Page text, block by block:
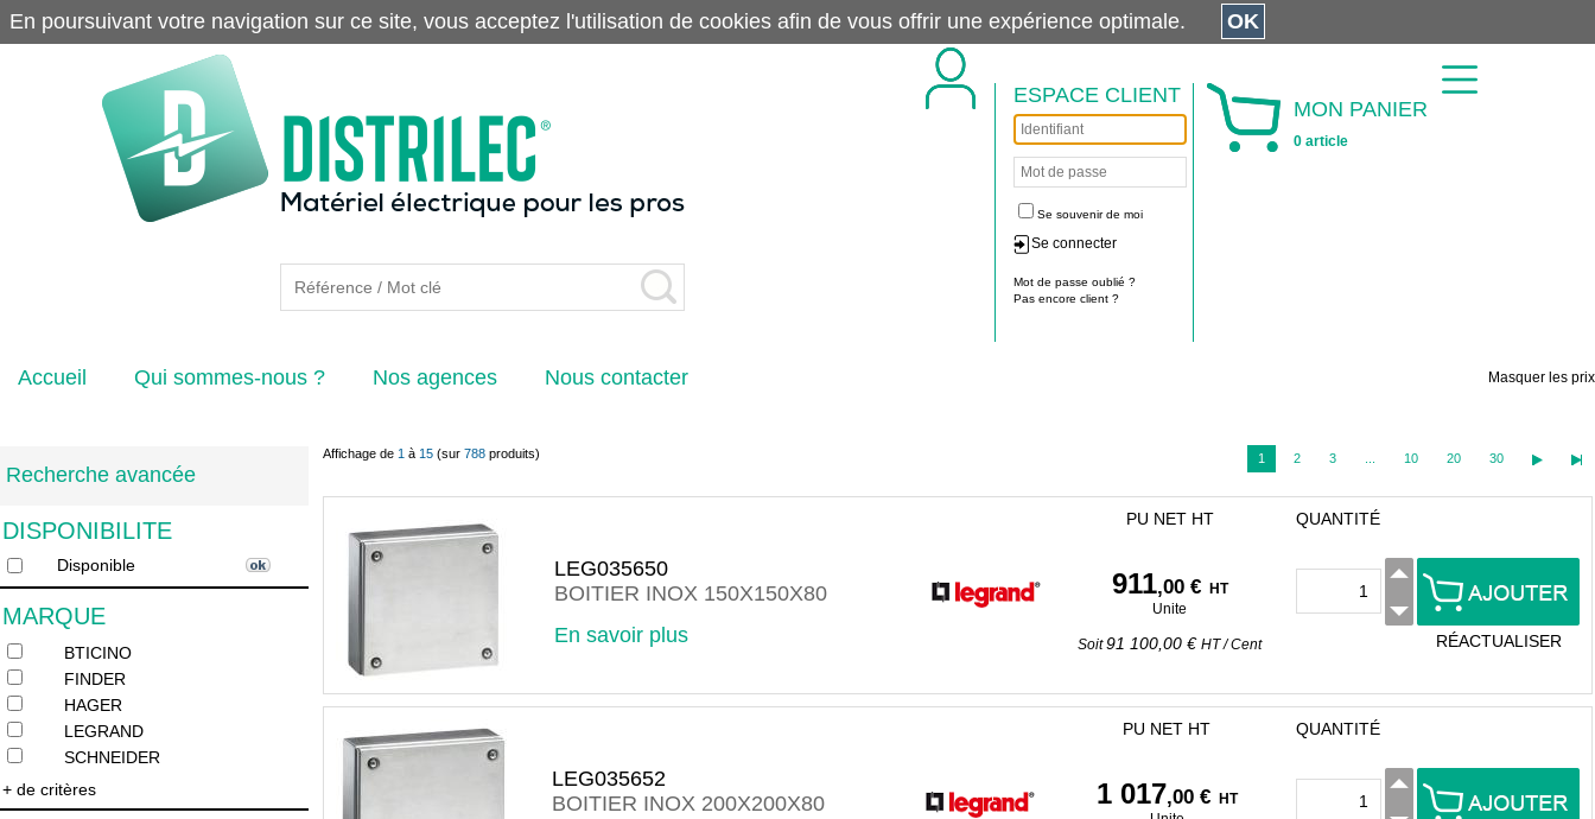
ESPACE CLIENT
Se souvenir de moi
Se connecter
Mot de passe oublié ?
Pas encore client ?
MON PANIER
0 article
Accueil Qui sommes-nous ? Nos agences Nous contacter Masquer les prix
Recherche avancée
DISPONIBILITE
Disponible
MARQUE
BTICINO
FINDER
HAGER
LEGRAND
SCHNEIDER
+ de critères
Affichage de 1 à 15 (sur 788 produits) 1 2 3 10 20 30
LEG035650
BOITIER INOX 150X150X80
En savoir plus
PU NET HT
911,00 €
HT
Unite
Soit91 100,00 € HT/Cent
QUANTITÉ
RÉACTUALISER
LEG035652
BOITIER INOX 200X200X80
PU NET HT
1 017,00 €
HT
QUANTITÉ
En poursuivant votre navigation sur ce site, vous acceptez l'utilisation de cookies afin de vous offrir une expérience optimale. OK